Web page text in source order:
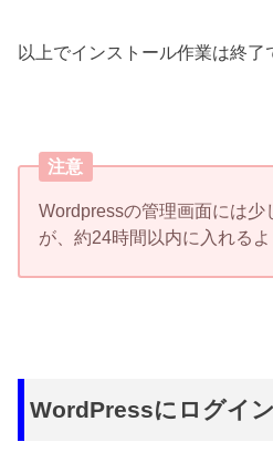
以上でインストール作業は終了
注意
Wordpressの管理画面には少
が、約24時間以内に入れるよ
WordPressにログイ